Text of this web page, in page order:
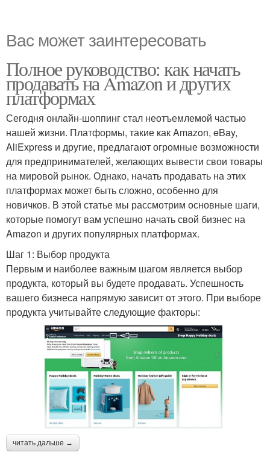
Вас может заинтересовать
Полное руководство: как начать
продавать на Amazon и других
платформах
Сегодня онлайн-шоппинг стал неотъемлемой частью
нашей жизни. Платформы, такие как Amazon, eBay,
AliExpress и другие, предлагают огромные возможности
для предпринимателей, желающих вывести свои товары
на мировой рынок. Однако, начать продавать на этих
платформах может быть сложно, особенно для
новичков. В этой статье мы рассмотрим основные шаги,
которые помогут вам успешно начать свой бизнес на
Amazon и других популярных платформах.
Шаг 1: Выбор продукта
Первым и наиболее важным шагом является выбор
продукта, который вы будете продавать. Успешность
вашего бизнеса напрямую зависит от этого. При выборе
продукта учитывайте следующие факторы:
читать дальше →